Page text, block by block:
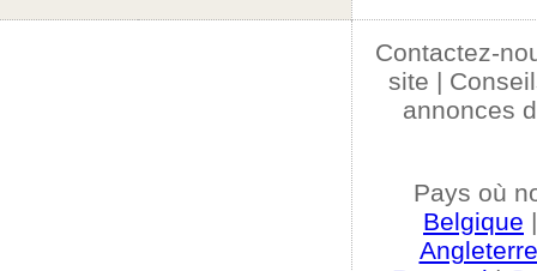
Contactez-
site |
annonces
Pays où
Belgique
Angleterre